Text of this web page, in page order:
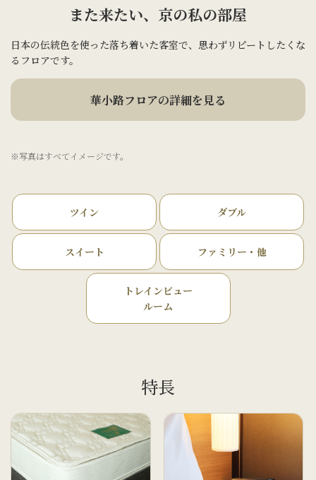
また来たい、京の私の部屋
日本の伝統色を使った落ち着いた客室で、思わずリピートしたくな
るフロアです。
華小路フロアの詳細を見る
※写真はすべてイメージです。
ツイン ダブル
スイート ファミリー・他
トレインビュー
ルーム
特長